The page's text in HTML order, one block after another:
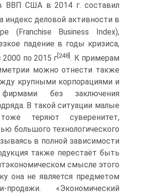
ВВП США в 2014 г. составил
индекс деловой активности в
(Franchise Business Index),
падение в годы кризиса,
по 2015 г[248]. К примерам
можно отнести также
крупными корпорациями и
без заключения
В такой ситуации малые
теряют суверенитет,
большого технологического
в полной зависимости
также перестаёт быть
смысле этого
она не является предметом
продажи. «Экономический